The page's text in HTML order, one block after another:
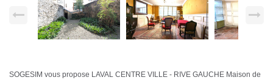
SOGESIM vous propose LAVAL CENTRE VILLE - RIVE GAUCHE Maison de